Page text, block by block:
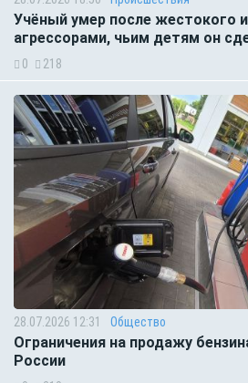
Учёный умер после жестокого
агрессорами, чьим детям он
0 218
28.07.2026 12:31 Общество
Ограничения на продажу
России